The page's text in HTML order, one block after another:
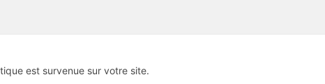
est survenue sur votre site.